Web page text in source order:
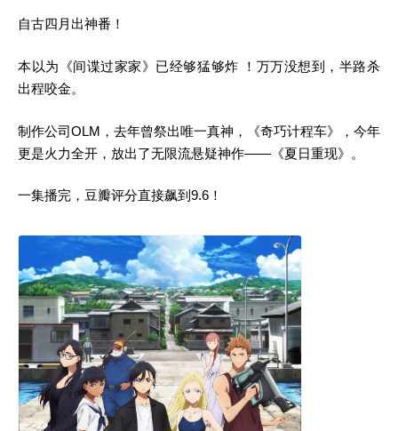
自古四月出神番！
本以为《间谍过家家》已经够猛够炸 ！万万没想到，半路杀
出程咬金。
制作公司OLM，去年曾祭出唯一真神，《奇巧计程车》，今年
更是火力全开，放出了无限流悬疑神作——《夏日重现》。
一集播完，豆瓣评分直接飙到9.6！